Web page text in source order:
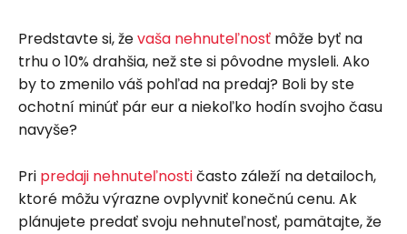
Predstavte si, ževaša nehnuteľnosť môže byť na
trhu o 10% drahšia, než ste si pôvodne mysleli. Ako
by to zmenilo váš pohľad na predaj? Boli by ste
ochotní minúť pár eur a niekoľko hodín svojho času
navyše?
Pri predaji nehnuteľnostičasto záleží na detailoch,
ktoré môžu výrazne ovplyvniť konečnú cenu. Ak
plánujete predať svoju nehnuteľnosť, pamätajte, že